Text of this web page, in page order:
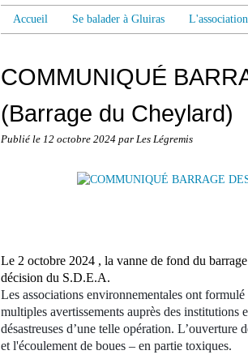
Accueil Se balader à Gluiras L'association
COMMUNIQUÉ
(Barrage du Cheylard)
Publié le 12 octobre 2024 par Les Légremis
Le 2 octobre 2024 , la vanne de fond du
décision du S.D.E.A.
Les associations environnementales ont
multiples avertissements auprès des institutions
désastreuses d’une telle opération.
et l'écoulement de boues – en partie toxiques.